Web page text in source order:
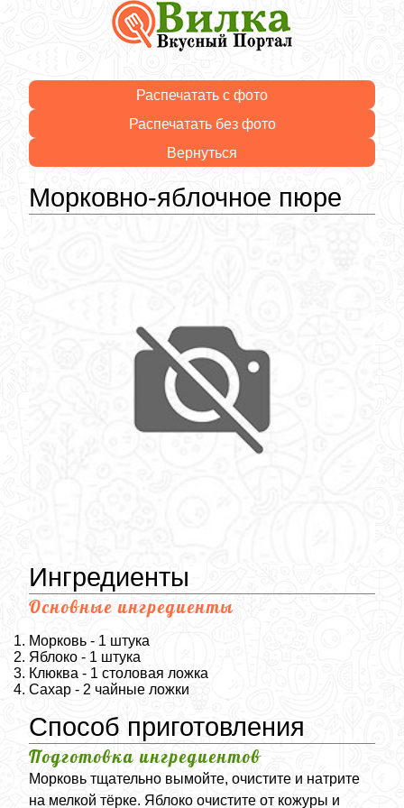
Распечатать с фото
Распечатать без фото
Вернуться
Морковно-яблочное пюре
Ингредиенты
Основные ингредиенты
Морковь - 1 штука
Яблоко - 1 штука
Клюква - 1 столовая ложка
Сахар - 2 чайные ложки
Способ приготовления
Подготовка ингредиентов
Морковь тщательно вымойте, очистите и натрите
на мелкой тёрке. Яблоко очистите от кожуры и